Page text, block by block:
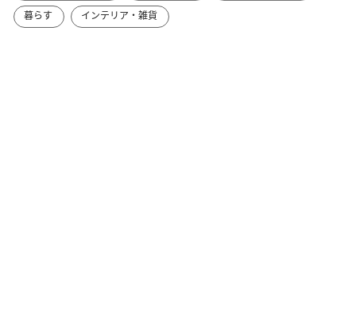
暮らす
インテリア・雑貨